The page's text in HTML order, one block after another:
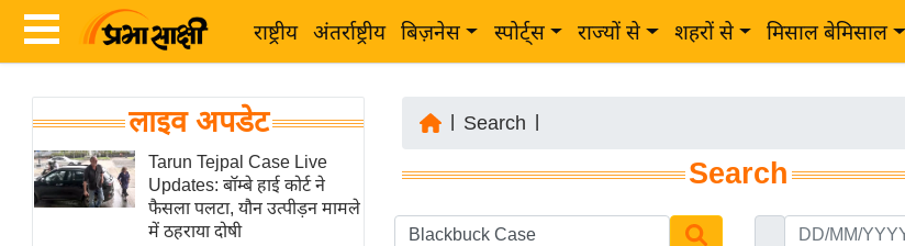
राष्ट्रीय अंतर्राष्ट्रीय बिज़नेस स्पोर्ट्स राज्यों से शहरों से मिसाल बेमिसाल
Latest
News
in
Hindi
ता
ख
ब
लाइव अपडेट
Tarun Tejpal Case Live
Updates: बॉम्बे हाई कोर्ट ने
फैसला पलटा, यौन उत्पीड़न मामले
में ठहराया दोषी
Search
Search